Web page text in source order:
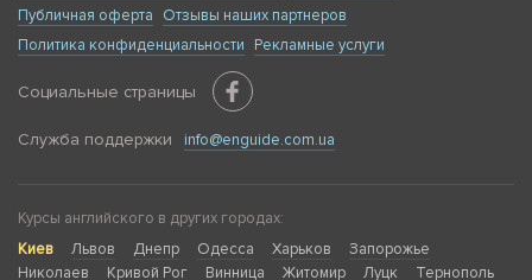
Публичная оферта
Отзывы наших партнеров
Политика конфиденциальности
Рекламные услуги
Социальные страницы
Служба поддержки info@enguide.com.ua
Курсы английского в других городах:
Киев
Львов Днепр Одесса Харьков
Запорожье
Николаев
Кривой Рог Винница Житомир Луцк Тернополь